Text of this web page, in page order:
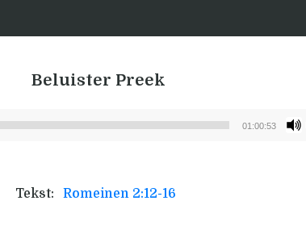
Beluister Preek
01:00:53
Tekst: Romeinen 2:12-16